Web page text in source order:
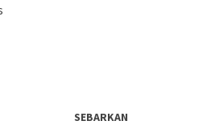
SEBARKAN